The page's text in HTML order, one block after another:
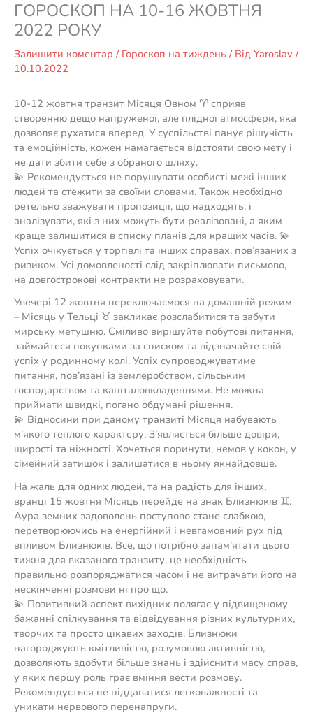
ГОРОСКОП НА 10-16 ЖОВТНЯ
2022 РОКУ
Залишити коментар / Гороскоп на тиждень / Від Yaroslav /
10.10.2022
10-12 жовтня транзит Місяця Овном ♈️ сприяв
створенню дещо напруженої, але плідної атмосфери, яка
дозволяє рухатися вперед. У суспільстві панує рішучість
та емоційність, кожен намагається відстояти свою мету і
не дати збити себе з обраного шляху.
💫 Рекомендується не порушувати особисті межі інших
людей та стежити за своїми словами. Також необхідно
ретельно зважувати пропозиції, що надходять, і
аналізувати, які з них можуть бути реалізовані, а яким
краще залишитися в списку планів для кращих часів. 💫
Успіх очікується у торгівлі та інших справах, пов’язаних з
ризиком. Усі домовленості слід закріплювати письмово,
на довгострокові контракти не розраховувати.
Увечері 12 жовтня переключаємося на домашній режим
– Місяць у Тельці ♉️ закликає розслабитися та забути
мирську метушню. Сміливо вирішуйте побутові питання,
займайтеся покупками за списком та відзначайте свій
успіх у родинному колі. Успіх супроводжуватиме
питання, пов’язані із землеробством, сільським
господарством та капіталовкладеннями. Не можна
приймати швидкі, погано обдумані рішення.
💫 Відносини при даному транзиті Місяця набувають
м’якого теплого характеру. З’являється більше довіри,
щирості та ніжності. Хочеться поринути, немов у кокон, у
сімейний затишок і залишатися в ньому якнайдовше.
На жаль для одних людей, та на радість для інших,
вранці 15 жовтня Місяць перейде на знак Близнюків ♊️.
Аура земних задоволень поступово стане слабкою,
перетворюючись на енергійний і невгамовний рух під
впливом Близнюків. Все, що потрібно запам’ятати цього
тижня для вказаного транзиту, це необхідність
правильно розпоряджатися часом і не витрачати його на
нескінченні розмови ні про що.
💫 Позитивний аспект вихідних полягає у підвищеному
бажанні спілкування та відвідування різних культурних,
творчих та просто цікавих заходів. Близнюки
нагороджують кмітливістю, розумовою активністю,
дозволяють здобути більше знань і здійснити масу справ,
у яких першу роль грає вміння вести розмову.
Рекомендується не піддаватися легковажності та
уникати нервового перенапруги.